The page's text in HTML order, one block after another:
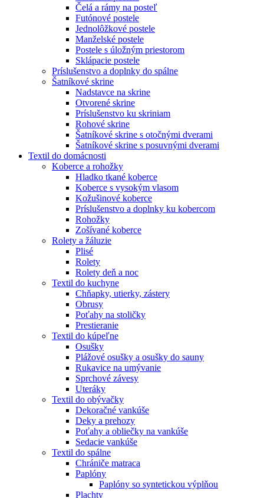
Čelá a rámy na posteľ
Futónové postele
Jednolôžkové postele
Manželské postele
Postele s úložným priestorom
Sklápacie postele
Príslušenstvo a doplnky do spálne
Šatníkové skrine
Nadstavce na skrine
Otvorené skrine
Príslušenstvo ku skriniam
Rohové skrine
Šatníkové skrine s otočnými dverami
Šatníkové skrine s posuvnými dverami
Textil do domácnosti
Koberce a rohožky
Hladko tkané koberce
Koberce s vysokým vlasom
Kožušinové koberce
Príslušenstvo a doplnky ku kobercom
Rohožky
Zošívané koberce
Rolety a žáluzie
Plisé
Rolety
Rolety deň a noc
Textil do kuchyne
Chňapky, utierky, zástery
Obrusy
Poťahy na stoličky
Prestieranie
Textil do kúpeľne
Osušky
Plážové osušky a osušky do sauny
Rukavice na umývanie
Sprchové závesy
Uteráky
Textil do obývačky
Dekoračné vankúše
Deky a prehozy
Poťahy a obliečky na vankúše
Sedacie vankúše
Textil do spálne
Chrániče matraca
Paplóny
Paplóny so syntetickou výplňou
Plachty